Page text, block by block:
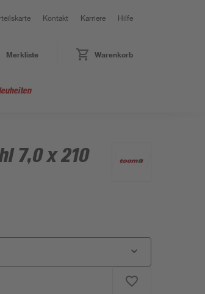
Kontakt Karriere Hilfe
Merkliste Warenkorb
7,0 x 210